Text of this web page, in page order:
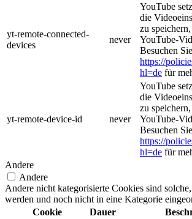
yt-remote-connected-
devices
never
YouTube
die
zu
YouTube-
Besuchen Sie
https://
hl=de für
yt-remote-device-id never
YouTube
die
zu
YouTube-
Besuchen Sie
https://
hl=de für
Andere
Andere
Andere nicht kategorisierte Cookies sind
werden und noch nicht in eine Kategorie
Cookie
Dauer